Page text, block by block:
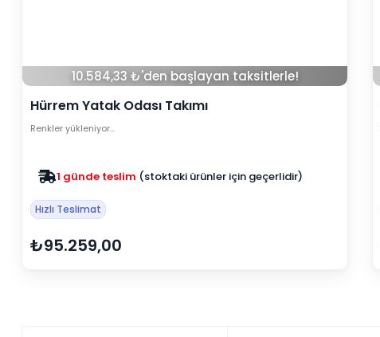
10.584,33 ₺'den başlayan taksitlerle!
Hürrem Yatak Odası Takımı
Renkler yükleniyor…
1 günde teslim (stoktaki ürünler için geçerlidir)
Zam yok
2025 fiyatları devam ediyor
Hızlı Teslimat
₺95.259,00